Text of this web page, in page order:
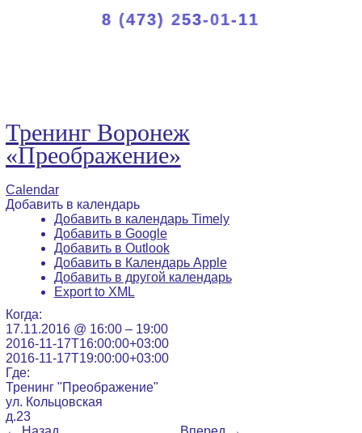
8 (473) 253-01-11
Тренинг Воронеж
«Преображение»
Calendar
Добавить в календарь
Добавить в календарь Timely
Добавить в Google
Добавить в Outlook
Добавить в Календарь Apple
Добавить в другой календарь
Export to XML
Когда:
17.11.2016 @ 16:00 – 19:00
2016-11-17T16:00:00+03:00
2016-11-17T19:00:00+03:00
Где:
Тренинг "Преображение"
ул. Кольцовская
д.23